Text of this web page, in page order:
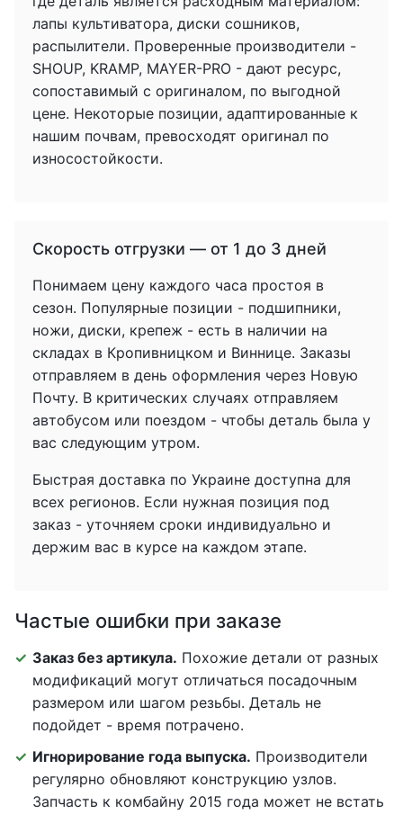
лапы культиватора, диски сошников,
распылители. Проверенные производители -
SHOUP, KRAMP, MAYER-PRO - дают ресурс,
сопоставимый с оригиналом, по выгодной
цене. Некоторые позиции, адаптированные к
нашим почвам, превосходят оригинал по
износостойкости.
Скорость отгрузки — от 1 до 3 дней
Понимаем цену каждого часа простоя в
сезон. Популярные позиции - подшипники,
ножи, диски, крепеж - есть в наличии на
складах в Кропивницком и Виннице. Заказы
отправляем в день оформления через Новую
Почту. В критических случаях отправляем
автобусом или поездом - чтобы деталь была у
вас следующим утром.
Быстрая доставка по Украине доступна для
всех регионов. Если нужная позиция под
заказ - уточняем сроки индивидуально и
держим вас в курсе на каждом этапе.
Частые ошибки при заказе
Заказ без артикула. Похожие детали от разных
модификаций могут отличаться посадочным
размером или шагом резьбы. Деталь не
подойдет - время потрачено.
Игнорирование года выпуска. Производители
регулярно обновляют конструкцию узлов.
Запчасть к комбайну 2015 года может не встать